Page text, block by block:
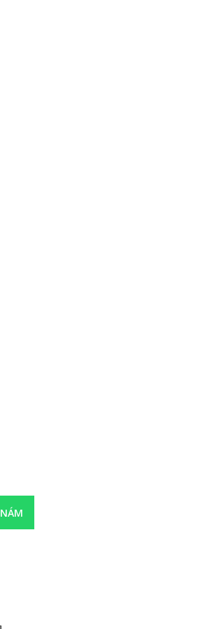
av 2 vedľajších budovách. K vybaveniu
sa stará snack bar. Wi-Fi je hotelovým
pri bazéne ponúka hosťom osviežujúce
a od miestnych klimatických podmienok.
masáže za poplatok. O zábavu malých
kútom, varnou kanvicou (zdarma),
Kúpeľňa so sprchou.
(zadarmo), vírivkou, varnou kanvicou
Kúpeľňa so sprchou.